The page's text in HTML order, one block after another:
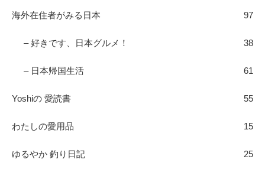
海外在住者がみる日本 97
– 好きです、日本グルメ！ 38
– 日本帰国生活 61
Yoshiの 愛読書 55
わたしの愛用品 15
ゆるやか 釣り日記 25